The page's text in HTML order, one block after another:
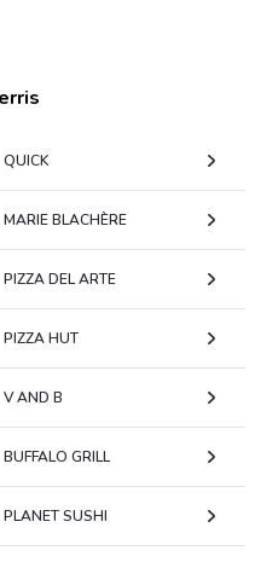
QUICK
MARIE BLACHÈRE
PIZZA DEL ARTE
PIZZA HUT
V AND B
BUFFALO GRILL
PLANET SUSHI